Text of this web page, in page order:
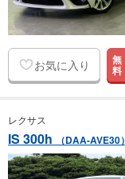
お気に入り 無
料
レクサス
IS 300h （DAA-AVE30）